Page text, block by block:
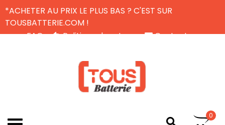
*ACHETER AU PRIX LE PLUS BAS ? C'EST SUR
TOUSBATTERIE.COM !
FAQ
Politique de retour
Contactez-nous
0